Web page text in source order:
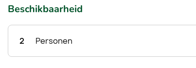
Beschikbaarheid
2 Personen